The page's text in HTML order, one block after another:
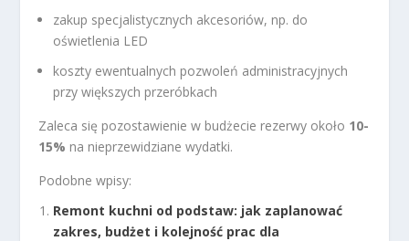
zakup specjalistycznych akcesoriów, np. do
oświetlenia LED
koszty ewentualnych pozwoleń administracyjnych
przy większych przeróbkach
Zaleca się pozostawienie w budżecie rezerwy około 10-
15% na nieprzewidziane wydatki.
Podobne wpisy:
Remont kuchni od podstaw: jak zaplanować
zakres, budżet i kolejność prac dla